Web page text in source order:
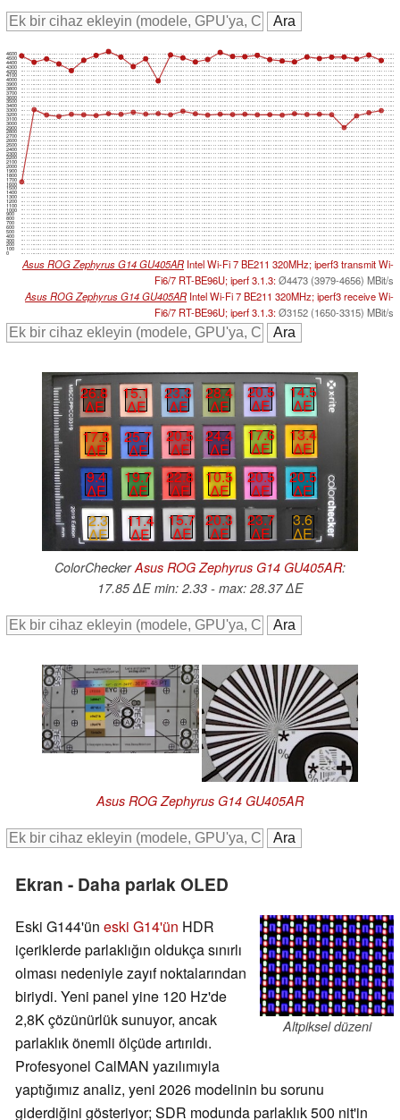
0
100
200
300
400
500
600
700
800
900
1000
1100
1200
1300
1400
1500
1600
1700
1800
1900
2000
2100
2200
2300
2400
2500
2600
2700
2800
2900
3000
3100
3200
3300
3400
3500
3600
3700
3800
3900
4000
4100
4200
4300
4400
4500
4600
Asus ROG Zephyrus G14 GU405AR Intel Wi-Fi 7 BE211 320MHz; iperf3 transmit Wi-
Fi6/7 RT-BE96U; iperf 3.1.3:Ø4473 (3979-4656) MBit/s
Asus ROG Zephyrus G14 GU405AR Intel Wi-Fi 7 BE211 320MHz; iperf3 receive Wi-
Fi6/7 RT-BE96U; iperf 3.1.3:Ø3152 (1650-3315) MBit/s
26.8
∆E
15.1
∆E
23.3
∆E
28.4
∆E
20.5
∆E
14.5
∆E
17.8
∆E
25.7
∆E
20.5
∆E
24.4
∆E
17.6
∆E
13.4
∆E
9.4
∆E
19.7
∆E
22.8
∆E
10.5
∆E
20.5
∆E
20.5
∆E
2.3
∆E
11.4
∆E
15.7
∆E
20.3
∆E
23.7
∆E
3.6
∆E
ColorCheckerAsus ROG Zephyrus G14 GU405AR:
17.85 ∆E min: 2.33 - max: 28.37 ∆E
Asus ROG Zephyrus G14 GU405AR
Ekran - Daha parlak OLED
Altpiksel düzeni
Eski G144'ün eski G14'ün HDR
içeriklerde parlaklığın oldukça sınırlı
olması nedeniyle zayıf noktalarından
biriydi. Yeni panel yine 120 Hz'de
2,8K çözünürlük sunuyor, ancak
parlaklık önemli ölçüde artırıldı.
Profesyonel CalMAN yazılımıyla
yaptığımız analiz, yeni 2026 modelinin bu sorunu
giderdiğini gösteriyor; SDR modunda parlaklık 500 nit'in